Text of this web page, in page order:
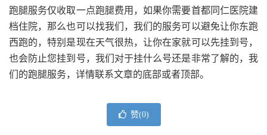
跑腿服务仅收取一点跑腿费用，如果你需要首都同仁医院建
档住院，那么也可以找我们，我们的服务可以避免让你东跑
西跑的，特别是现在天气很热，让你在家就可以先挂到号，
也会防止您挂到号，我们对于挂什么号还是非常了解的，我
们的跑腿服务，详情联系文章的底部或者顶部。
赞(0)